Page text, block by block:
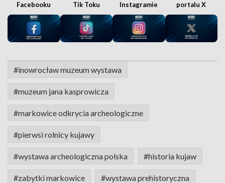
Facebooku
Tik Toku
Instagramie
portalu X
#inowrocław muzeum wystawa
#muzeum jana kasprowicza
#markowice odkrycia archeologiczne
#pierwsi rolnicy kujawy
#wystawa archeologiczna polska #historia kujaw
#zabytki markowice #wystawa prehistoryczna